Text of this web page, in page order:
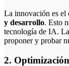
La innovación es el
y desarrollo. Esto
tecnología de IA.
proponer y probar
2.